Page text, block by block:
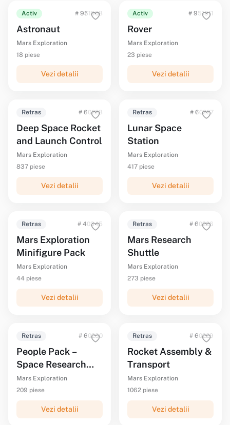
Activ # 951908
Astronaut
Mars Exploration
18 piese
Vezi detalii
Activ # 951911
Rover
Mars Exploration
23 piese
Vezi detalii
Retras # 60228
Deep Space Rocket
and Launch Control
Mars Exploration
837 piese
Vezi detalii
Retras # 60227
Lunar Space
Station
Mars Exploration
417 piese
Vezi detalii
Retras # 40345
Mars Exploration
Minifigure Pack
Mars Exploration
44 piese
Vezi detalii
Retras # 60226
Mars Research
Shuttle
Mars Exploration
273 piese
Vezi detalii
Retras # 60230
People Pack –
Space Research
and Development
Mars Exploration
209 piese
Vezi detalii
Retras # 60229
Rocket Assembly &
Transport
Mars Exploration
1062 piese
Vezi detalii